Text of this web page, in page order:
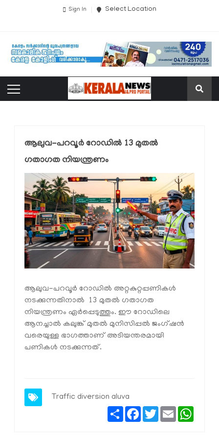
Sign In Select Location
ആലുവ-പറവൂർ റോഡിൽ 13 മുതൽ
ഗതാഗത നിയന്ത്രണം
ആലുവ-പറവൂർ റോഡിൽ അറ്റകുറ്റപ്പണികൾ
നടക്കുന്നതിനാൽ 13 മുതൽ ഗതാഗത
നിയന്ത്രണം ഏർപ്പെടുത്തും. ഈ റോഡിലെ
ആനച്ചാൽ കലുങ്ക് മുതൽ മുനിസിപ്പൽ ജംഗ്ഷൻ
വരെയുള്ള ഭാഗത്താണ് അടിയന്തരമായി
പണികൾ നടക്കുന്നത്.
Traffic diversion aluva
ShareFacebook
TwitterEmail